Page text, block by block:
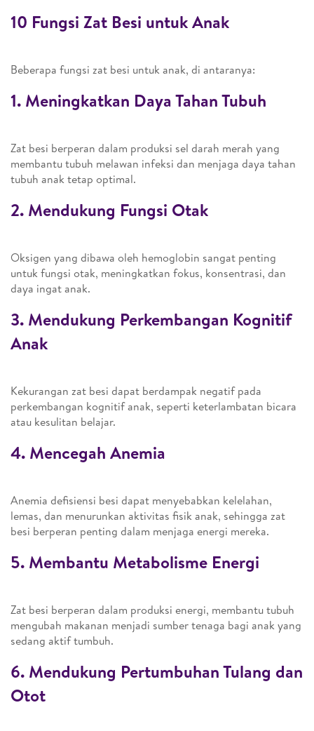
10 Fungsi Zat Besi untuk Anak
Beberapa fungsi zat besi untuk anak, di antaranya:
1. Meningkatkan Daya Tahan Tubuh
Zat besi berperan dalam produksi sel darah merah yang
membantu tubuh melawan infeksi dan menjaga daya tahan
tubuh anak tetap optimal.
2. Mendukung Fungsi Otak
Oksigen yang dibawa oleh hemoglobin sangat penting
untuk fungsi otak, meningkatkan fokus, konsentrasi, dan
daya ingat anak.
3. Mendukung Perkembangan Kognitif
Anak
Kekurangan zat besi dapat berdampak negatif pada
perkembangan kognitif anak, seperti keterlambatan bicara
atau kesulitan belajar.
4. Mencegah Anemia
Anemia defisiensi besi dapat menyebabkan kelelahan,
lemas, dan menurunkan aktivitas fisik anak, sehingga zat
besi berperan penting dalam menjaga energi mereka.
5. Membantu Metabolisme Energi
Zat besi berperan dalam produksi energi, membantu tubuh
mengubah makanan menjadi sumber tenaga bagi anak yang
sedang aktif tumbuh.
6. Mendukung Pertumbuhan Tulang dan
Otot